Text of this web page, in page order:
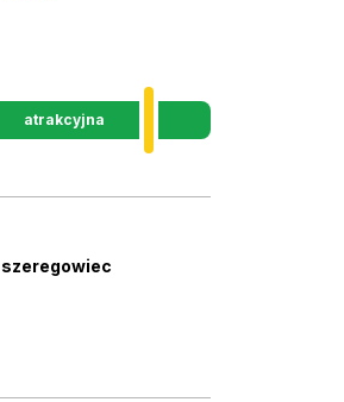
atrakcyjna
szeregowiec